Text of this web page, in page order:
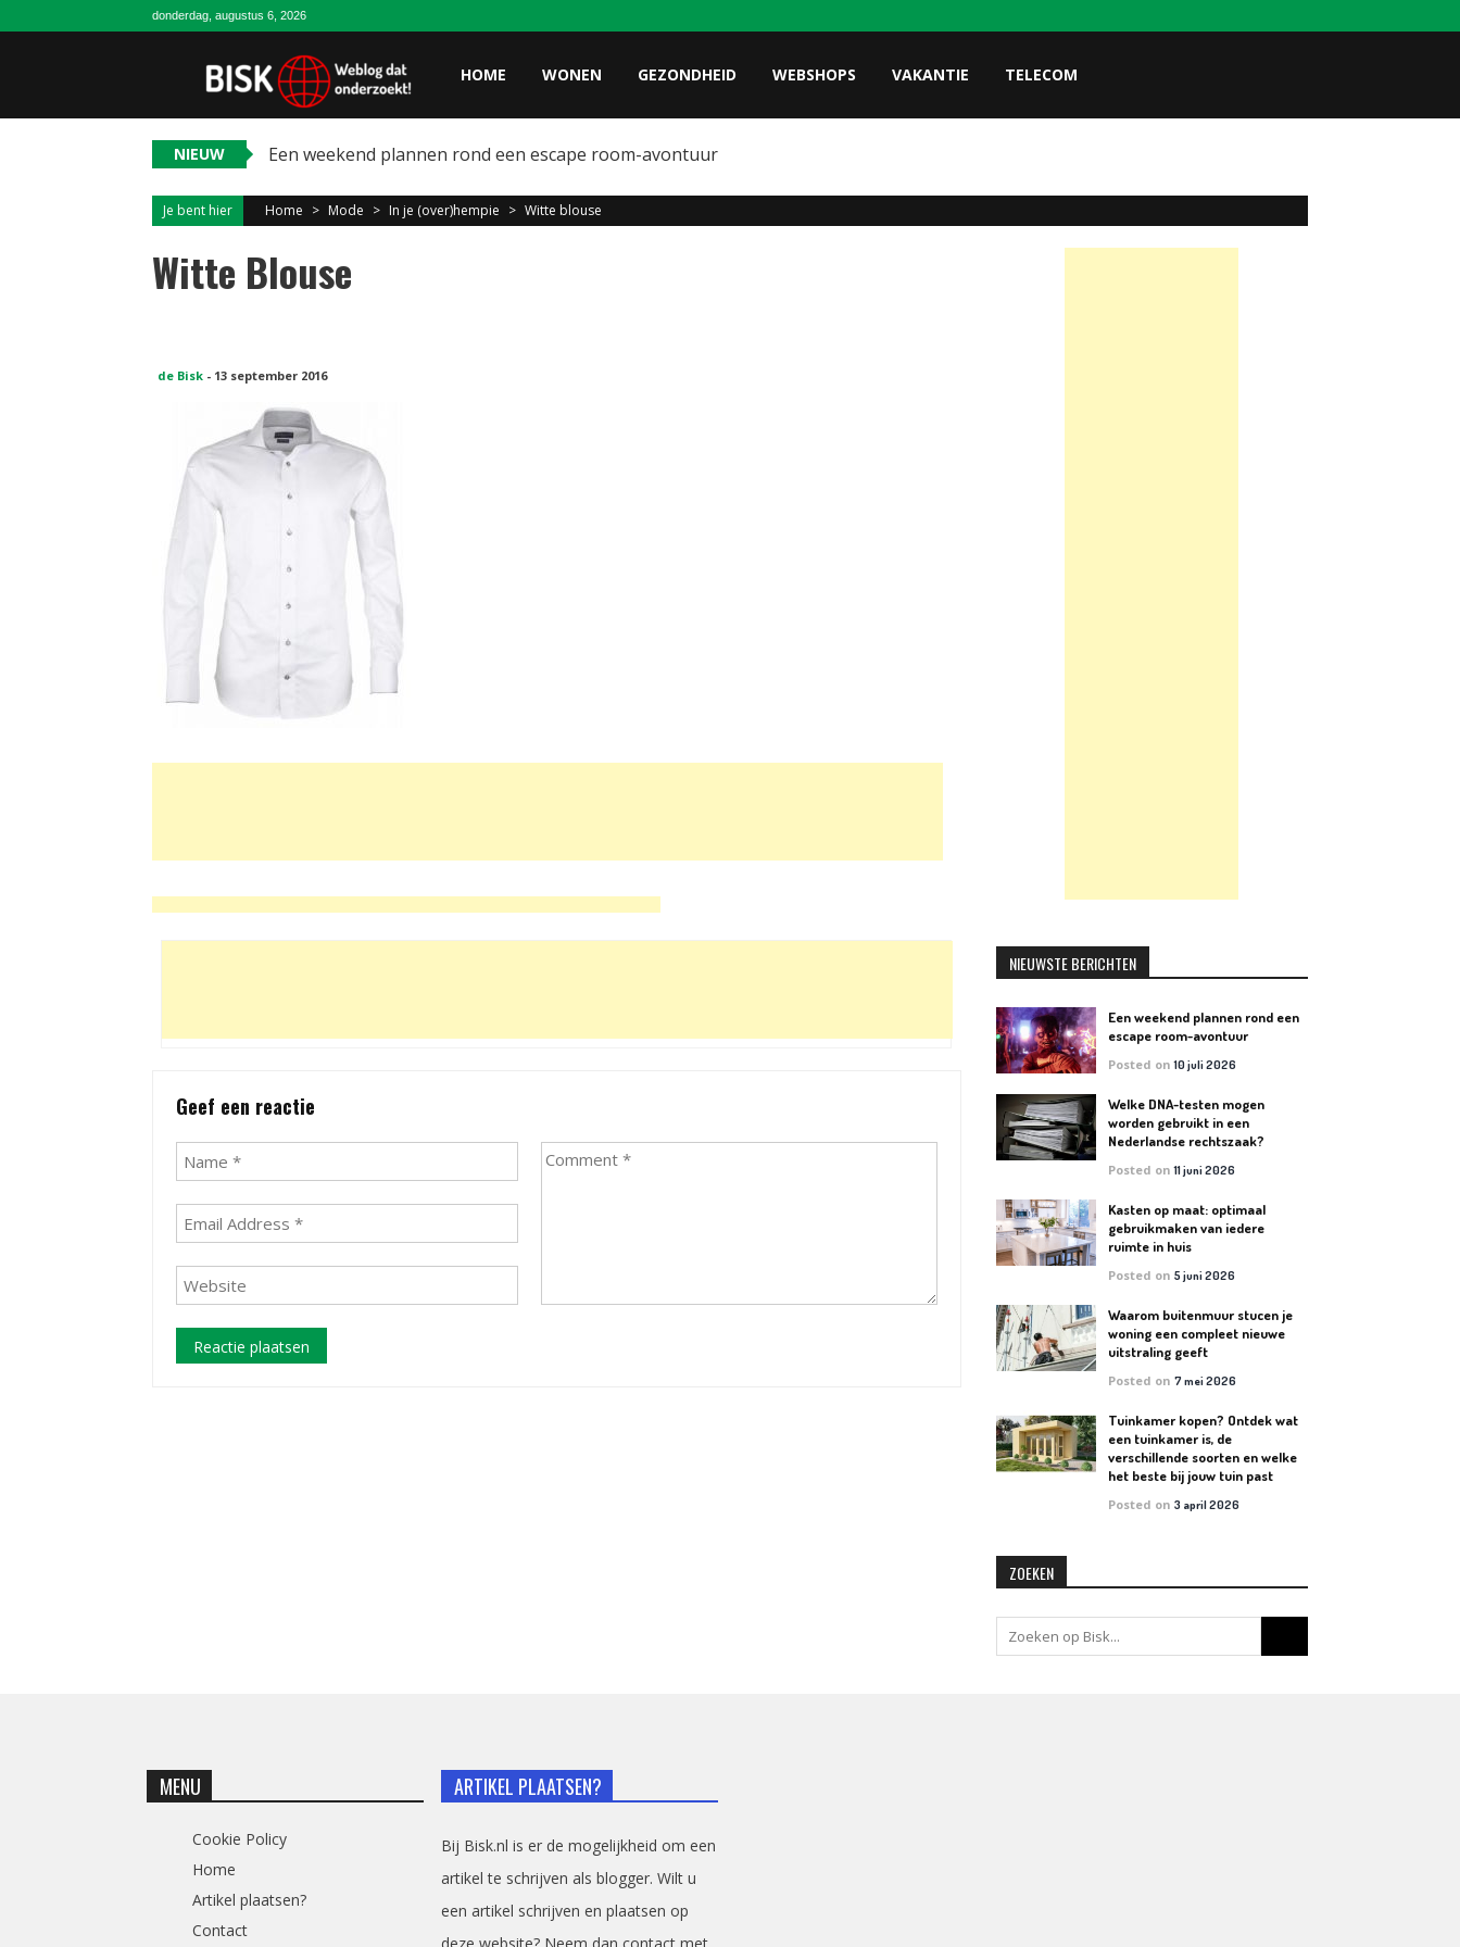
donderdag, augustus 6, 2026
HOME WONEN GEZONDHEID WEBSHOPS VAKANTIE TELECOM
NIEUW Een weekend plannen rond een escape room-avontuur
Je bent hier Home > Mode > In je (over)hempie > Witte blouse
Witte Blouse
de Bisk - 13 september 2016
Geef een reactie
NIEUWSTE BERICHTEN
Een weekend plannen rond een
escape room-avontuur
Posted on10 juli 2026
Welke DNA-testen mogen
worden gebruikt in een
Nederlandse rechtszaak?
Posted on11 juni 2026
Kasten op maat: optimaal
gebruikmaken van iedere
ruimte in huis
Posted on5 juni 2026
Waarom buitenmuur stucen je
woning een compleet nieuwe
uitstraling geeft
Posted on7 mei 2026
Tuinkamer kopen? Ontdek wat
een tuinkamer is, de
verschillende soorten en welke
het beste bij jouw tuin past
Posted on3 april 2026
ZOEKEN
MENU
Cookie Policy
Home
Artikel plaatsen?
Contact
ARTIKEL PLAATSEN?
Bij Bisk.nl is er de mogelijkheid om een
artikel te schrijven als blogger. Wilt u
een artikel schrijven en plaatsen op